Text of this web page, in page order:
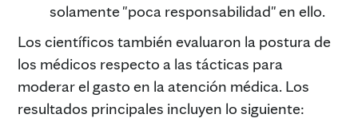
solamente "poca responsabilidad" en ello.
Los científicos también evaluaron la postura de
los médicos respecto a las tácticas para
moderar el gasto en la atención médica. Los
resultados principales incluyen lo siguiente: